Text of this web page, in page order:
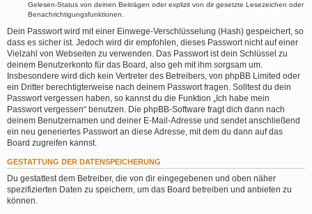
Gelesen-Status von deinen Beiträgen oder explizit von dir gesetzte Lesezeichen oder
Benachrichtigungsfunktionen.
Dein Passwort wird mit einer Einwege-Verschlüsselung (Hash) gespeichert, so
dass es sicher ist. Jedoch wird dir empfohlen, dieses Passwort nicht auf einer
Vielzahl von Webseiten zu verwenden. Das Passwort ist dein Schlüssel zu
deinem Benutzerkonto für das Board, also geh mit ihm sorgsam um.
Insbesondere wird dich kein Vertreter des Betreibers, von phpBB Limited oder
ein Dritter berechtigterweise nach deinem Passwort fragen. Solltest du dein
Passwort vergessen haben, so kannst du die Funktion „Ich habe mein
Passwort vergessen“ benutzen. Die phpBB-Software fragt dich dann nach
deinem Benutzernamen und deiner E-Mail-Adresse und sendet anschließend
ein neu generiertes Passwort an diese Adresse, mit dem du dann auf das
Board zugreifen kannst.
GESTATTUNG DER DATENSPEICHERUNG
Du gestattest dem Betreiber, die von dir eingegebenen und oben näher
spezifizierten Daten zu speichern, um das Board betreiben und anbieten zu
können.